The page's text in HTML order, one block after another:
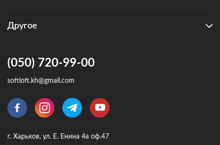
Другое
(050) 720-99-00
softloft.kh@gmail.com
г. Харьков, ул. Е. Енина 4а оф.47